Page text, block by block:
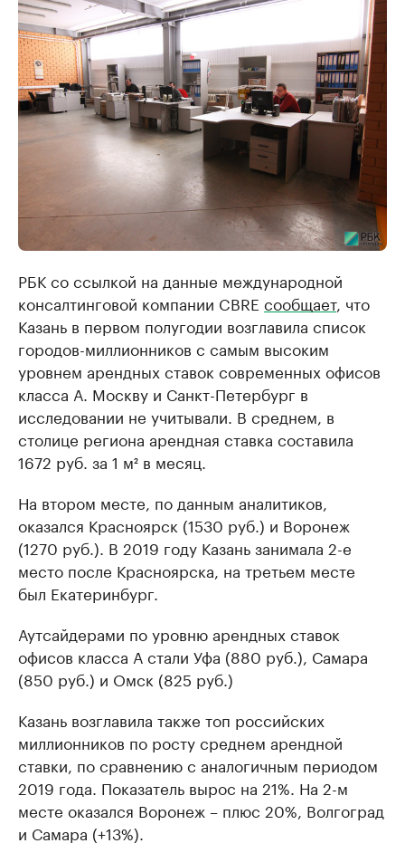
РБК со ссылкой на данные международной
консалтинговой компании CBRE сообщает, что
Казань в первом полугодии возглавила список
городов-миллионников с самым высоким
уровнем арендных ставок современных офисов
класса А. Москву и Санкт-Петербург в
исследовании не учитывали. В среднем, в
столице региона арендная ставка составила
1672 руб. за 1 м² в месяц.
На втором месте, по данным аналитиков,
оказался Красноярск (1530 руб.) и Воронеж
(1270 руб.). В 2019 году Казань занимала 2-е
место после Красноярска, на третьем месте
был Екатеринбург.
Аутсайдерами по уровню арендных ставок
офисов класса А стали Уфа (880 руб.), Самара
(850 руб.) и Омск (825 руб.)
Казань возглавила также топ российских
миллионников по росту среднем арендной
ставки, по сравнению с аналогичным периодом
2019 года. Показатель вырос на 21%. На 2-м
месте оказался Воронеж – плюс 20%, Волгоград
и Самара (+13%).